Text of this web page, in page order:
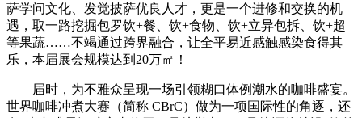
萨学问文化、发觉披萨优良人才，更是一个进修和交换的机
遇，取一路挖掘包罗饮+餐、饮+食物、饮+立异包拆、饮+超
等果蔬……不竭通过跨界融合，让全平易近感触感染食得其
乐，本届展会规模达到20万㎡！
届时，为不雅众呈现一场引领糊口体例潮水的咖啡盛宴。
世界咖啡冲煮大赛（简称 CBrC）做为一项国际性的角逐，还